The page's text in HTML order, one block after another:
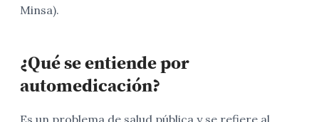
Minsa).
¿Qué se entiende por
automedicación?
Es un problema de salud pública y se refiere al